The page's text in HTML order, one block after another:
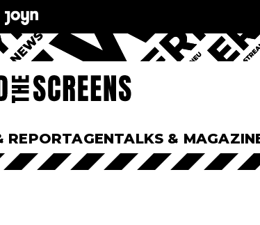
REPORTAGENTALKS &